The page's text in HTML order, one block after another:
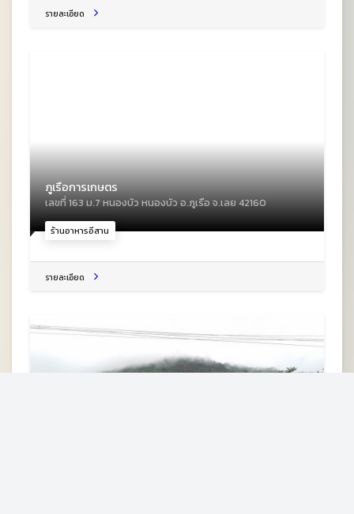
รายละเอียด
ร้านอาหารอีสาน
ภูเรือการเกษตร
เลขที่ 163 ม.7 หนองบัว หนองบัว อ.ภูเรือ จ.เลย 42160
รายละเอียด